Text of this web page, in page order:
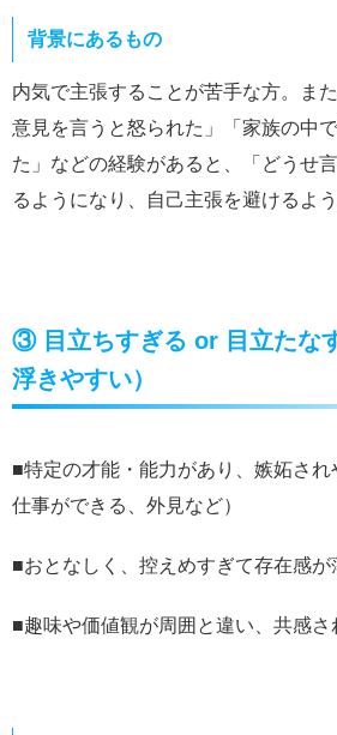
背景にあるもの
内気で主張することが苦手な方。ま
意見を言うと怒られた」「家族の中
た」などの経験があると、「どうせ
るようになり、自己主張を避けるよ
③ 目立ちすぎる or 目立たな
浮きやすい）
■特定の才能・能力があり、嫉妬され
仕事ができる、外見など）
■おとなしく、控えめすぎて存在感が
■趣味や価値観が周囲と違い、共感さ